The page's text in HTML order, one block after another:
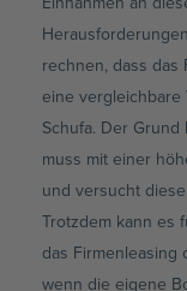
rechnen, dass das
eine
Schufa. Der
muss mit einer
und versucht
Trotzdem kann es
das Firmenleasing
wenn die eigene